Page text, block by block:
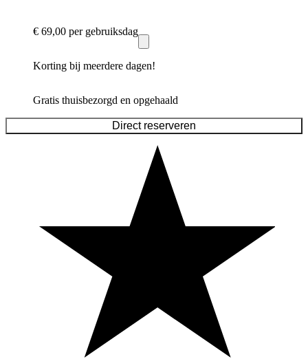
€ 69,00 per gebruiksdag
Korting bij meerdere dagen!
Gratis thuisbezorgd en opgehaald
Direct reserveren